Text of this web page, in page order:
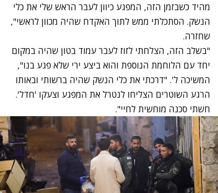
מהיד כשבזמן הזה, המפגע כיוון לעבר הראש שלי את כלי
הנשק. הסתכלתי ממש לתוך האקדח שהיה מכוון לראשי",
שחזרה.
"בשלב הזה, הצלחתי לזוז לעבר עמוד בטון שהיה במקום
יחד עם הלוחמת הנוספת והוא ביצע ירי שלא פגע בנו",
המשיכה ל'. "דרכתי את כלי הנשק שהיה ברשותי ובאותו
הרגע השוטרים הצליחו לנטרל את המפגע וצעקו 'חדל'.
חשתי סכנה מוחשית לחיי".